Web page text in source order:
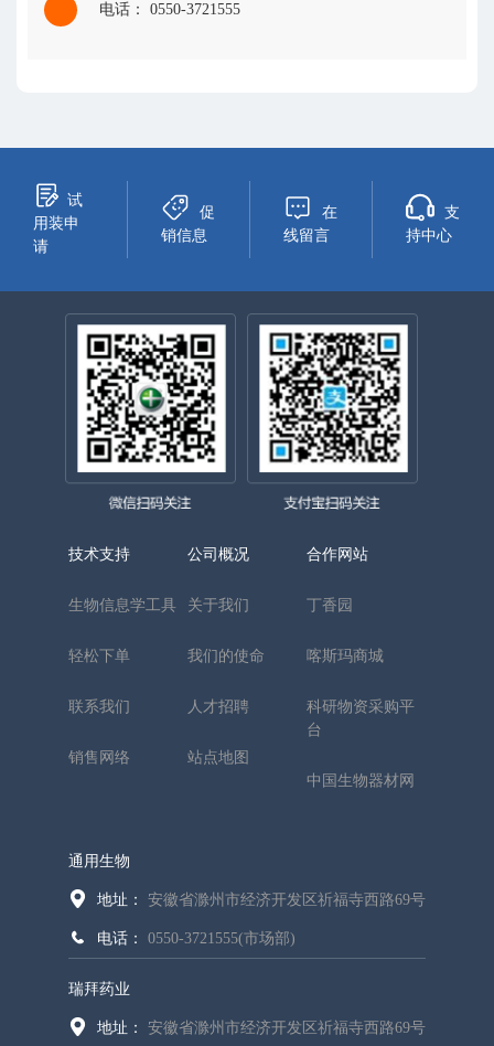
电话： 0550-3721555
试
用装申
请
促
销信息
在
线留言
支
持中心
技术支持
生物信息学工具
轻松下单
联系我们
销售网络
公司概况
关于我们
我们的使命
人才招聘
站点地图
合作网站
丁香园
喀斯玛商城
科研物资采购平
台
中国生物器材网
通用生物
地址： 安徽省滁州市经济开发区祈福寺西路69号
电话： 0550-3721555(市场部)
瑞拜药业
地址： 安徽省滁州市经济开发区祈福寺西路69号